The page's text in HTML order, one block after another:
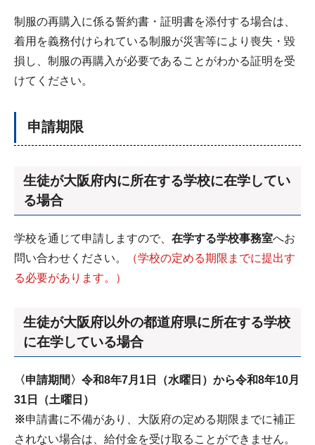
制服の再購入に係る誓約書・証明書を添付する場合は、
着用を義務付けられている制服が災害等により喪失・毀
損し、制服の再購入が必要であることがわかる証明を受
けてください。
申請期限
生徒が大阪府内に所在する学校に在学してい
る場合
学校を通じて申請しますので、 在学する学校事務室へお
問い合わせください。
（学校の定める期限までに提出す
る必要があります。）
生徒が大阪府以外の都道府県に所在する学校
に在学している場合
〈申請期間〉令和8年7月1日（水曜日）から令和8年10月
31日（土曜日）
※申請書に不備があり、大阪府の定める期限までに補正
されない場合は、給付金を受け取ることができません。